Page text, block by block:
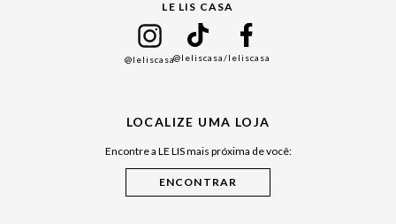
Cuidados Casa
LE LIS CASA
@leliscasa@leliscasa/leliscasa
LOCALIZE UMA LOJA
Encontre a LE LIS mais próxima de você: